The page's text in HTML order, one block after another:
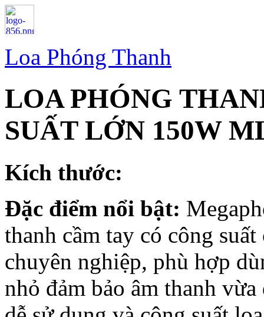
Loa Phóng Thanh
LOA PHÓNG
SUẤT LỚN 150W
Kích thước:
Đặc điểm nổi bật:
thanh cầm tay có công
chuyên nghiệp, phù hợp
nhỏ đảm bảo âm thanh